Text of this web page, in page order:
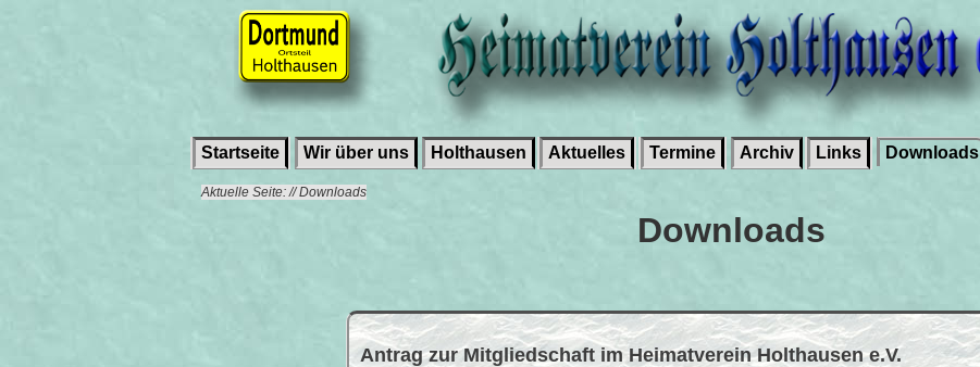
Startseite Wir über uns Holthausen Aktuelles Termine Archiv Links Downloads
Aktuelle Seite: // Downloads
Downloads
Antrag zur Mitgliedschaft im Heimatverein Holthausen e.V.